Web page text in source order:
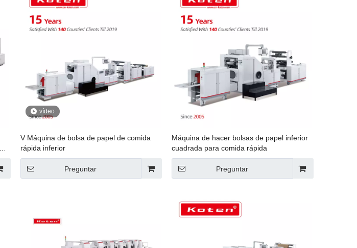
vídeo
V Máquina de bolsa de papel de comida
rápida inferior
Preguntar
Máquina de hacer bolsas de papel inferior
cuadrada para comida rápida
Preguntar